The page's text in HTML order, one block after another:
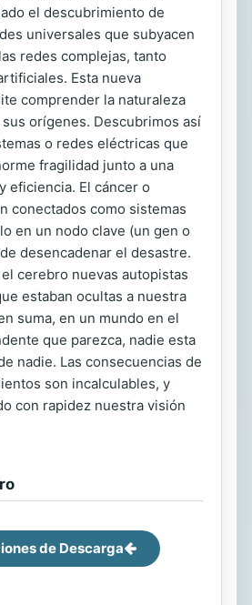
el descubrimiento de
universales que subyacen
redes complejas, tanto
Esta nueva
comprender la naturaleza
orígenes. Descubrimos así
o redes eléctricas que
fragilidad junto a una
eficiencia. El cáncer o
conectados como sistemas
en un nodo clave (un gen o
desencadenar el desastre.
cerebro nuevas autopistas
estaban ocultas a nuestra
suma, en un mundo en el
que parezca, nadie esta
nadie. Las consecuencias de
son incalculables, y
con rapidez nuestra visión
de Descarga